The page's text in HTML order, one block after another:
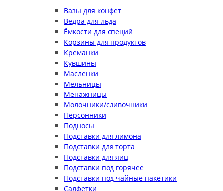
Вазы для конфет
Ведра для льда
Ёмкости для специй
Корзины для продуктов
Креманки
Кувшины
Масленки
Мельницы
Менажницы
Молочники/сливочники
Персонники
Подносы
Подставки для лимона
Подставки для торта
Подставки для яиц
Подставки под горячее
Подставки под чайные пакетики
Салфетки